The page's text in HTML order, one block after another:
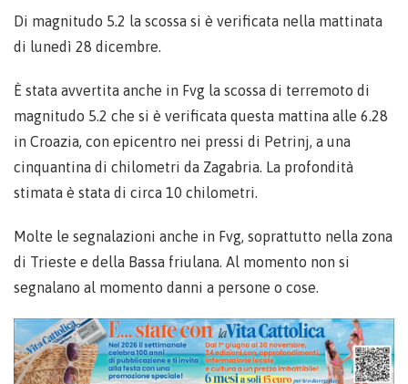
Di magnitudo 5.2 la scossa si è verificata nella mattinata
di lunedì 28 dicembre.
È stata avvertita anche in Fvg la scossa di terremoto di
magnitudo 5.2 che si è verificata questa mattina alle 6.28
in Croazia, con epicentro nei pressi di Petrinj, a una
cinquantina di chilometri da Zagabria. La profondità
stimata è stata di circa 10 chilometri.
Molte le segnalazioni anche in Fvg, soprattutto nella zona
di Trieste e della Bassa friulana. Al momento non si
segnalano al momento danni a persone o cose.